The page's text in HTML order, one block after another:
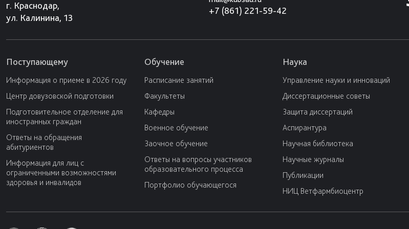
г. Краснодар,
ул. Калинина, 13
+7 (861) 221-59-42
Поступающему
Информация о приеме в 2026 году
Центр довузовской подготовки
Подготовительное отделение для
иностранных граждан
Ответы на обращения
абитуриентов
Информация для лиц с
ограниченными возможностями
здоровья и инвалидов
Обучение
Расписание занятий
Факультеты
Кафедры
Военное обучение
Заочное обучение
Ответы на вопросы участников
образовательного процесса
Портфолио обучающегося
Наука
Управление науки и инноваций
Диссертационные советы
Защита диссертаций
Аспирантура
Научная библиотека
Научные журналы
Публикации
НИЦ Ветфармбиоцентр